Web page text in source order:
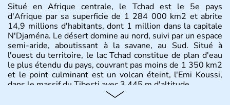
Situé en Afrique centrale, le Tchad est le 5e pays
d'Afrique par sa superficie de 1 284 000 km2 et abrite
14,9 millions d'habitants, dont 1 million dans la capitale
N'Djaména. Le désert domine au nord, suivi par un espace
semi-aride, aboutissant à la savane, au Sud. Situé à
l'ouest du territoire, le lac Tchad constitue de plan d'eau
le plus étendu du pays, couvrant pas moins de 1 350 km2
et le point culminant est un volcan éteint, l'Emi Koussi,
dans le massif du Tibesti avec 3 445 m d'altitude.